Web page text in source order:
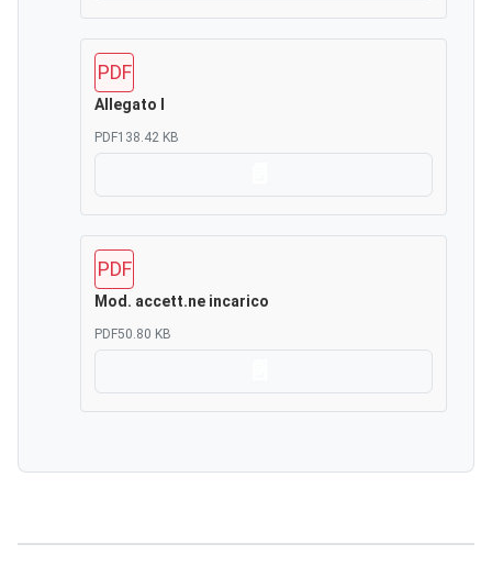
PDF
Allegato l
PDF138.42 KB
PDF
Mod. accett.ne incarico
PDF50.80 KB